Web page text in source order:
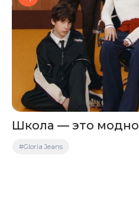
Школа — это модно
#Gloria Jeans